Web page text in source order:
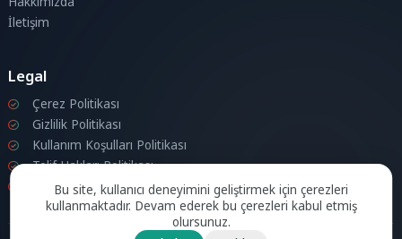
İletişim
Legal
Çerez Politikası
Gizlilik Politikası
Kullanım Koşulları Politikası
Telif Hakları Politikası
İletişim
Bu site, kullanıcı deneyimini geliştirmek için çerezleri
kullanmaktadır. Devam ederek bu çerezleri kabul etmiş
olursunuz.